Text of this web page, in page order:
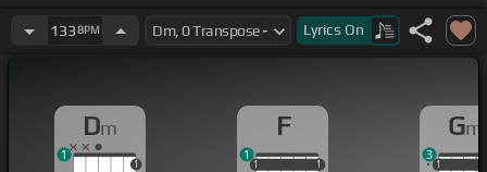
de mi pueblo
[D] y de ser amado en la oscura
cárcel pago[Dm]
[Dm]por un robo yo nunca he robado
133 BPM Lyrics On
Dm
1
1
F
1 1
1 1
1
Gm
11
3